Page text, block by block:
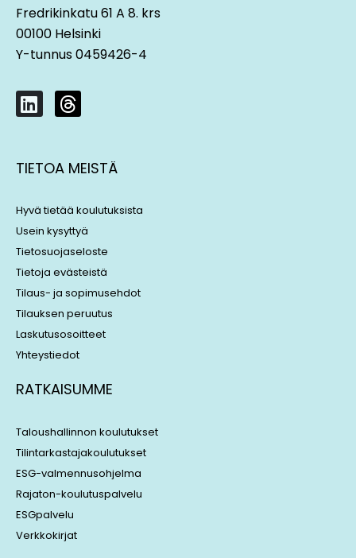
Fredrikinkatu 61 A 8. krs
00100 Helsinki
Y-tunnus 0459426-4
L
i
k
e
i
n
T
h
e
a
s
TIETOA MEISTÄ
Hyvä tietää koulutuksista
Usein kysyttyä
Tietosuojaseloste
Tietoja evästeistä
Tilaus- ja sopimusehdot
Tilauksen peruutus
Laskutusosoitteet
Yhteystiedot
RATKAISUMME
Taloushallinnon koulutukset
Tilintarkastajakoulutukset
ESG-valmennusohjelma
Rajaton-koulutuspalvelu
ESGpalvelu
Verkkokirjat